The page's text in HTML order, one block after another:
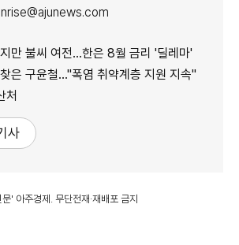
만 불씨 여전...한은 8월 금리 '딜레마'
은 구윤철…"폭염 취약계층 지원 지속"
처
사
' 아주경제. 무단전재·재배포 금지